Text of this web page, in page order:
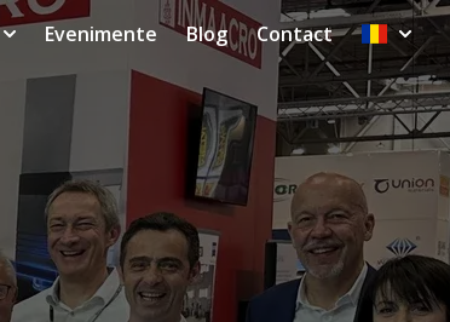
Evenimente Blog Contact